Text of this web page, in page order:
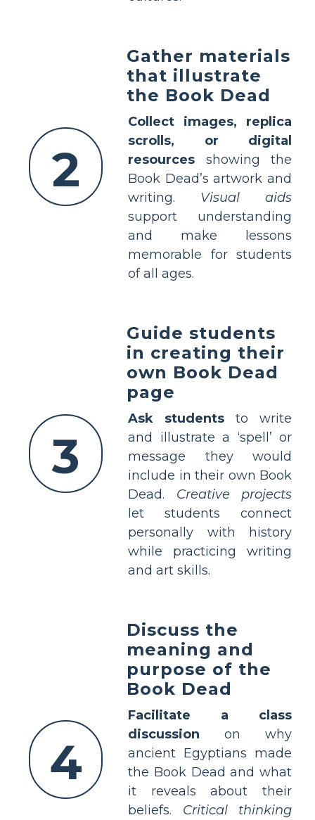
2
Gather materials
that illustrate
the Book Dead
Collect images, replica
scrolls, or digital
resources showing the
Book Dead’s artwork and
writing. Visual aids
support understanding
and make lessons
memorable for students
of all ages.
3
Guide students
in creating their
own Book Dead
page
Ask students to write
and illustrate a ‘spell’ or
message they would
include in their own Book
Dead. Creative projects
let students connect
personally with history
while practicing writing
and art skills.
4
Discuss the
meaning and
purpose of the
Book Dead
Facilitate a class
discussion on why
ancient Egyptians made
the Book Dead and what
it reveals about their
beliefs. Critical thinking